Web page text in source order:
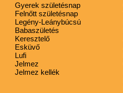
Gyerek születésnap
Felnőtt születésnap
Legény-Leánybúcsú
Babaszületés
Keresztelő
Esküvő
Lufi
Jelmez
Jelmez kellék